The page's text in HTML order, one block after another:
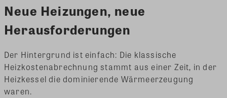
Neue Heizungen, neue
Herausforderungen
Der Hintergrund ist einfach: Die klassische
Heizkostenabrechnung stammt aus einer Zeit, in der
Heizkessel die dominierende Wärmeerzeugung
waren.